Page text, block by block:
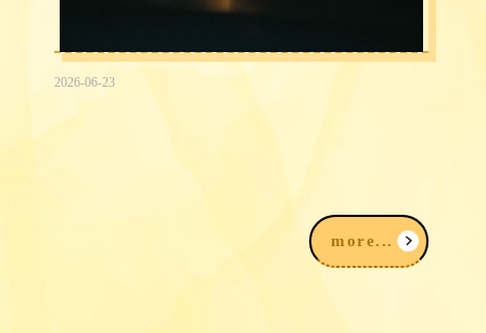
2026-06-23
more...